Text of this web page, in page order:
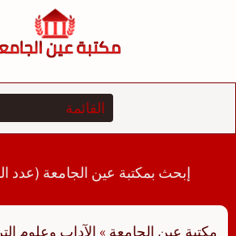
إبحث بمكتبة عين الجامعة (عدد الكتب:
مكتبة عين الجامعة » الآداب وعلوم